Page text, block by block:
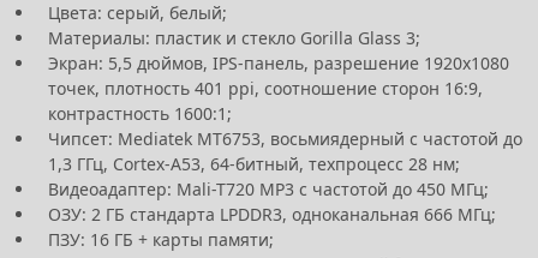
Цвета: серый, белый;
Материалы: пластик и стекло Gorilla Glass 3;
Экран: 5,5 дюймов, IPS-панель, разрешение 1920х1080
точек, плотность 401 ppi, соотношение сторон 16:9,
контрастность 1600:1;
Чипсет: Mediatek MT6753, восьмиядерный с частотой до
1,3 ГГц, Cortex-A53, 64-битный, техпроцесс 28 нм;
Видеоадаптер: Mali-T720 MP3 с частотой до 450 МГц;
ОЗУ: 2 ГБ стандарта LPDDR3, одноканальная 666 МГц;
ПЗУ: 16 ГБ + карты памяти;